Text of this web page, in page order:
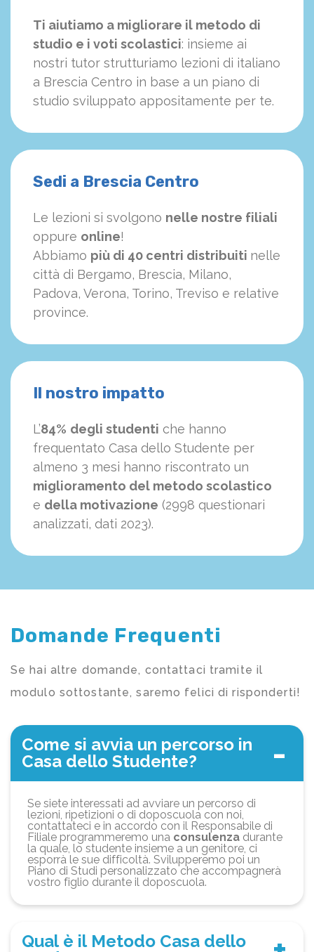
Ti aiutiamo a migliorare il metodo di
studio e i voti scolastici: insieme ai
nostri tutor strutturiamo lezioni di italiano
a Brescia Centro in base a un piano di
studio sviluppato appositamente per te.
Sedi a Brescia Centro
Le lezioni si svolgono nelle nostre filiali
oppure online!
Abbiamo più di 40 centri distribuiti nelle
città di Bergamo, Brescia, Milano,
Padova, Verona, Torino, Treviso e relative
province.
Il nostro impatto
L’84% degli studenti che hanno
frequentato Casa dello Studente per
almeno 3 mesi hanno riscontrato un
miglioramento del metodo scolastico
e della motivazione (2998 questionari
analizzati, dati 2023).
Domande Frequenti
Se hai altre domande, contattaci tramite il
modulo sottostante, saremo felici di risponderti!
Come si avvia un percorso in
Casa dello Studente?
Se siete interessati ad avviare un percorso di
lezioni, ripetizioni o di doposcuola con noi,
contattateci e in accordo con il Responsabile di
Filiale programmeremo una consulenza durante
la quale, lo studente insieme a un genitore, ci
esporrà le sue difficoltà. Svilupperemo poi un
Piano di Studi personalizzato che accompagnerà
vostro figlio durante il doposcuola.
Qual è il Metodo Casa dello